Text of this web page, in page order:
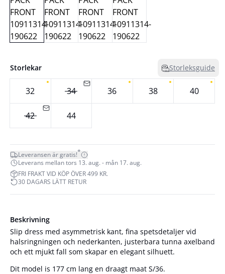
Storlekar Storleksguide
32 34 36 38 40
42 44
Leveransen är gratis!*
Leverans mellan tors 13. aug. - mån 17. aug.
FRI FRAKT VID KÖP ÖVER 499 KR.
30 DAGARS LÄTT RETUR
Beskrivning
Slip dress med asymmetrisk kant, fina spetsdetaljer vid
halsringningen och nederkanten, justerbara tunna axelband
och ett mjukt fall som skapar en elegant silhuett.
Dit model is 177 cm lang en draagt maat S/36.